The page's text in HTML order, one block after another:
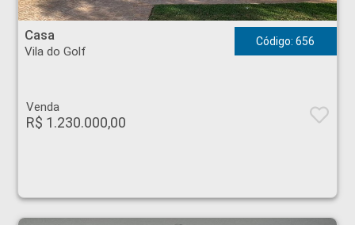
Casa - Vila do Golf - Ribeirão Preto
Casa
Vila do Golf
Código: 656
Venda
R$ 1.230.000,00